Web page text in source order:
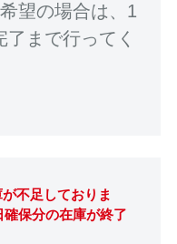
望の場合は、1
まで行ってく
不足しておりま
保分の在庫が終了